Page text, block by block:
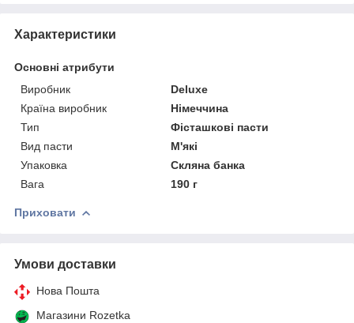
Характеристики
Основні атрибути
Виробник
Deluxe
Країна виробник
Німеччина
Тип
Фісташкові пасти
Вид пасти
М'які
Упаковка
Скляна банка
Вага
190 г
Приховати
Умови доставки
Нова Пошта
Магазини Rozetka